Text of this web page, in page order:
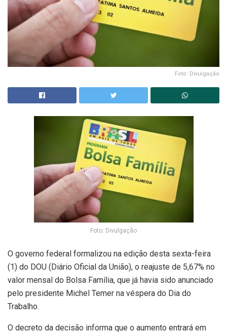
Foto: Divulgação
Foto: Divulgação
O governo federal formalizou na edição desta sexta-feira
(1) do DOU (Diário Oficial da União), o reajuste de 5,67% no
valor mensal do Bolsa Família, que já havia sido anunciado
pelo presidente Michel Temer na véspera do Dia do
Trabalho.
O decreto da decisão informa que o aumento entrará em